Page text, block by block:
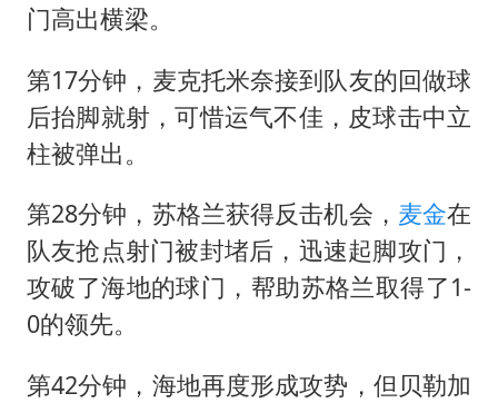
门高出横梁。
第17分钟，麦克托米奈接到队友的回做球
后抬脚就射，可惜运气不佳，皮球击中立
柱被弹出。
第28分钟，苏格兰获得反击机会， 麦金在
队友抢点射门被封堵后，迅速起脚攻门，
攻破了海地的球门，帮助苏格兰取得了1-
0的领先。
第42分钟，海地再度形成攻势，但贝勒加